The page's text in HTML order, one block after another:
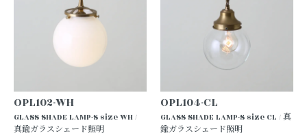
OPL102-WH
GLASS SHADE LAMP-S size WH /
真鍮ガラスシェード照明
OPL104-CL
GLASS SHADE LAMP-S size CL / 真
鍮ガラスシェード照明